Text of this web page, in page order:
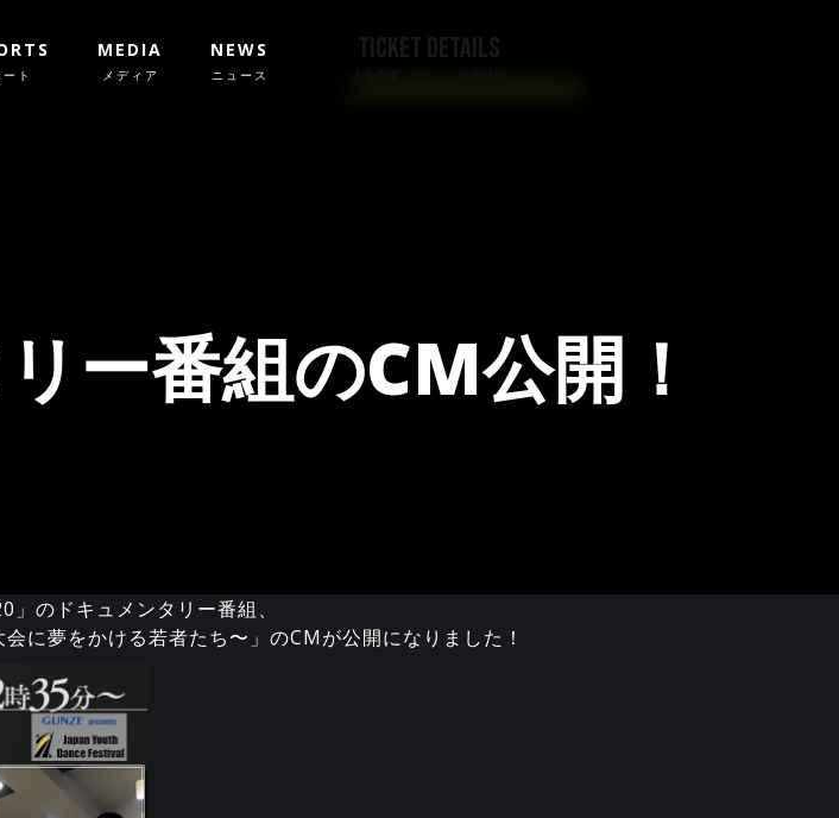
ト
MEDIA
メディア
NEWS
ニュース
TICKET DETAILS
大会会場・チケット情報詳細
ー番組のCM公開！
のドキュメンタリー番組、
に夢をかける若者たち〜」のCMが公開になりました！